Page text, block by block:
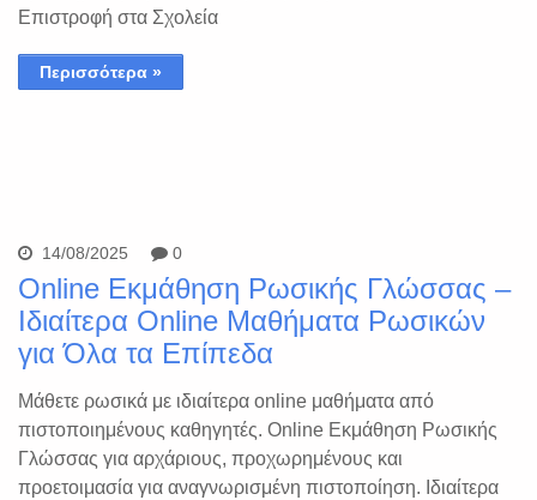
Επιστροφή στα Σχολεία
Περισσότερα »
14/08/2025 0
Online Εκμάθηση Ρωσικής Γλώσσας –
Ιδιαίτερα Online Μαθήματα Ρωσικών
για Όλα τα Επίπεδα
Μάθετε ρωσικά με ιδιαίτερα online μαθήματα από
πιστοποιημένους καθηγητές. Online Εκμάθηση Ρωσικής
Γλώσσας για αρχάριους, προχωρημένους και
προετοιμασία για αναγνωρισμένη πιστοποίηση. Ιδιαίτερα